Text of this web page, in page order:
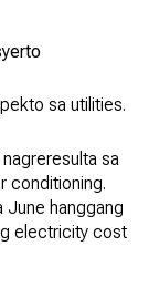
sa utilities.
sa
conditioning.
June hanggang
electricity cost